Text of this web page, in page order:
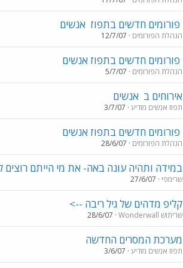
פורומים חדשים בתפוז אנשים
הנהלת הפורומים 12/7/07
פורומים חדשים בתפוז אנשים
הנהלת הפורומים 5/7/07
אירוחים ב אנשים
תפוז אנשים מודיע 3/7/07
פורומים חדשים בתפוז אנשים
הנהלת הפורומים 28/6/07
במידה ותהיה עונה באה- את מי הייתם רוצים
שרימפי 27/6/07
קליפ מדהים של גיל ריבה -->
שריתוש Wonderwall 28/6/07
מערכת המסרים החדשה
תפוז אנשים מודיע 3/6/07